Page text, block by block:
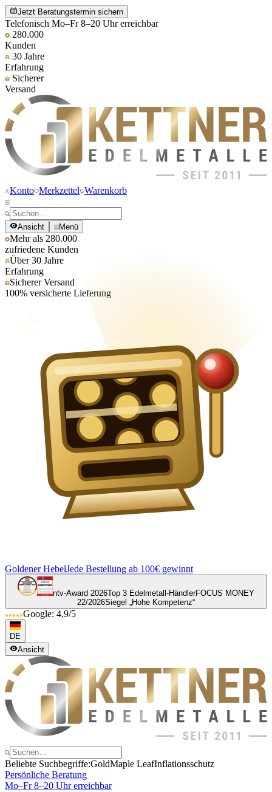
Jetzt Beratungstermin sichern
Telefonisch Mo–Fr 8–20 Uhr erreichbar
280.000
Kunden
30 Jahre
Erfahrung
Sicherer
Versand
Konto Merkzettel Warenkorb
Ansicht Menü
Mehr als 280.000
zufriedene Kunden
Über 30 Jahre
Erfahrung
Sicherer Versand
100% versicherte Lieferung
Goldener HebelJede Bestellung ab 100€ gewinnt
ntv-Award 2026Top 3 Edelmetall-HändlerFOCUS MONEY
22/2026Siegel „Hohe Kompetenz“
Google: 4,9/5
DE
Ansicht
Beliebte Suchbegriffe:GoldMaple LeafInflationsschutz
Persönliche Beratung
Mo–Fr 8–20 Uhr erreichbar